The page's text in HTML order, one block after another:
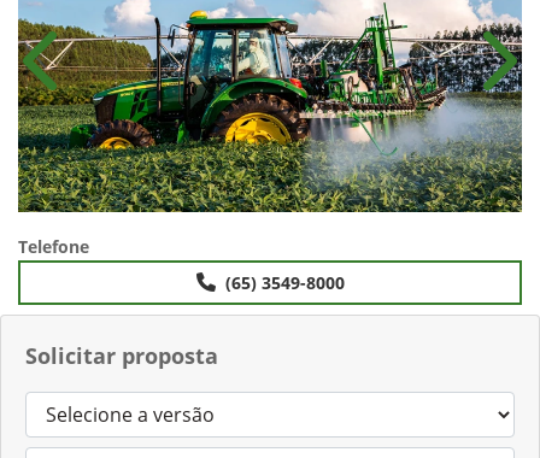
Solicitar proposta
Anterior
Telefone
(65) 3549-8000